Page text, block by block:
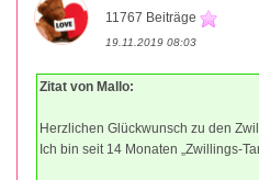
11767 Beiträge
19.11.2019 08:03
Zitat von Mallo:
Herzlichen Glückwunsch zu den
Ich bin seit 14 Monaten „Zwillings-